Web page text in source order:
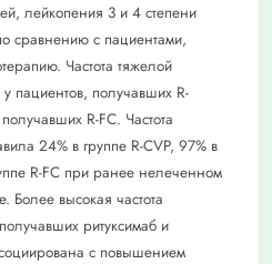
лейкопения 3 и 4 степени
сравнению с пациентами,
Частота тяжелой
пациентов, получавших R-
R-FC. Частота
24% в группе R-CVP, 97% в
R-FC при ранее нелеченном
Более высокая частота
ритуксимаб и
с повышением